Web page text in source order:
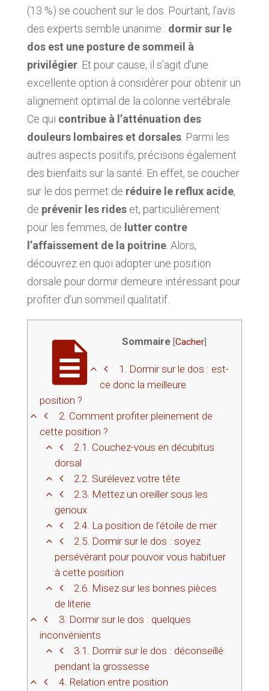
(13 %) se couchent sur le dos. Pourtant, l’avis
des experts semble unanime : dormir sur le
dos est une posture de sommeil à
privilégier. Et pour cause, il s’agit d’une
excellente option à considérer pour obtenir un
alignement optimal de la colonne vertébrale.
Ce qui contribue à l’atténuation des
douleurs lombaires et dorsales. Parmi les
autres aspects positifs, précisons également
des bienfaits sur la santé. En effet, se coucher
sur le dos permet de réduire le reflux acide,
de prévenir les rideset, particulièrement
pour les femmes, de lutter contre
l’affaissement de la poitrine. Alors,
découvrez en quoi adopter une position
dorsale pour dormir demeure intéressant pour
profiter d’un sommeil qualitatif.
Sommaire [Cacher]
1. Dormir sur le dos : est-
ce donc la meilleure
position ?
2. Comment profiter pleinement de
cette position ?
2.1. Couchez-vous en décubitus
dorsal
2.2. Surélevez votre tête
2.3. Mettez un oreiller sous les
genoux
2.4. La position de l’étoile de mer
2.5. Dormir sur le dos : soyez
persévérant pour pouvoir vous habituer
à cette position
2.6. Misez sur les bonnes pièces
de literie
3. Dormir sur le dos : quelques
inconvénients
3.1. Dormir sur le dos : déconseillé
pendant la grossesse
4. Relation entre position